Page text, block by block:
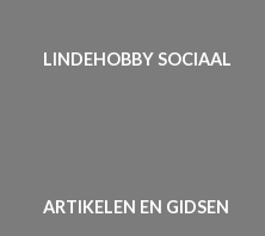
LINDEHOBBY SOCIAAL
ARTIKELEN EN GIDSEN